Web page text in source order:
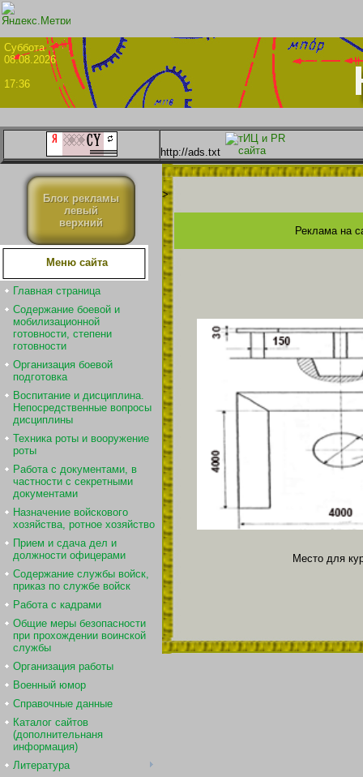
08.08.2026
17:36
http://ads.txt
Блок рекламы
левый
верхний
Меню сайта
Главная страница
Содержание боевой и
мобилизационной
готовности, степени
готовности
Организация боевой
подготовка
Воспитание и дисциплина.
Непосредственные вопросы
дисциплины
Техника роты и вооружение
роты
Работа с документами, в
частности с секретными
документами
Назначение войскового
хозяйства, ротное хозяйство
Прием и сдача дел и
должности офицерами
Содержание службы войск,
приказ по службе войск
Работа с кадрами
Общие меры безопасности
при прохождении воинской
службы
Организация работы
Военный юмор
Справочные данные
Каталог сайтов
(дополнительнаня
информация)
Литература
>
Реклама на
Место для